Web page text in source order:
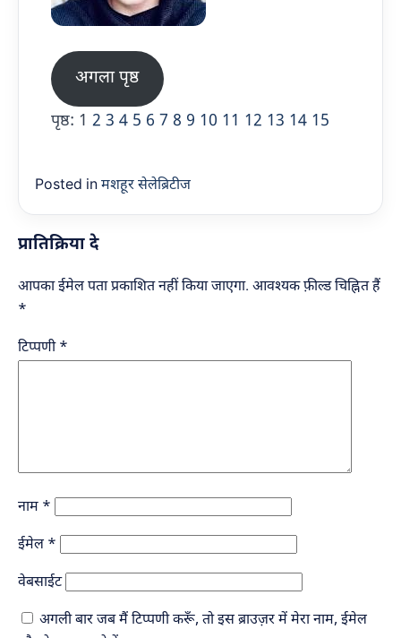
अगला पृष्ठ
पृष्ठ: 1 2 3 4 5 6 7 8 9 10 11 12 13 14 15
Posted inमशहूर सेलेब्रिटीज
प्रातिक्रिया दे
आपका ईमेल पता प्रकाशित नहीं किया जाएगा. आवश्यक फ़ील्ड चिह्नित हैं
*
टिप्पणी*
नाम *
ईमेल *
वेबसाईट
अगली बार जब मैं टिप्पणी करूँ, तो इस ब्राउज़र में मेरा नाम, ईमेल